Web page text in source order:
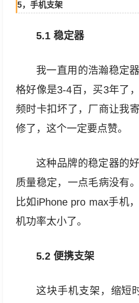
5，手机支架
5.1 稳定器
我一直用的浩瀚稳定
格好像是3-4百，买3年了
频时卡扣坏了，厂商让我
修了，这个一定要点赞。
这种品牌的稳定器的
质量稳定，一点毛病没有
比如iPhone pro max手机
机功率太小了。
5.2 便携支架
这块手机支架，缩短